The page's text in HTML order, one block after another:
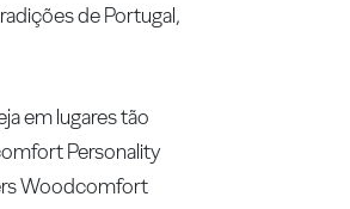
de Portugal,
em lugares tão
Personality
Woodcomfort